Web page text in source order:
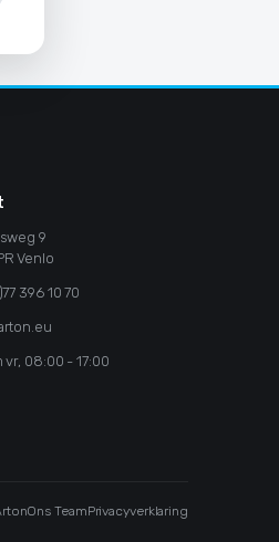
9
Venlo
396 10 70
vr, 08:00 - 17:00
Ons TeamPrivacyverklaring